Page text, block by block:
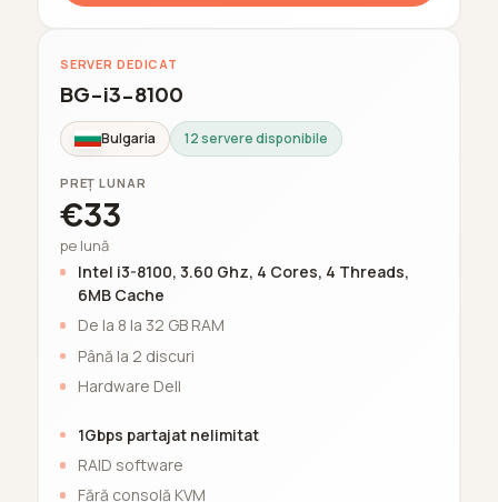
SERVER DEDICAT
BG-i3-8100
Bulgaria 12 servere disponibile
PREȚ LUNAR
€33
pe lună
Intel i3-8100, 3.60 Ghz, 4 Cores, 4 Threads,
6MB Cache
De la 8 la 32 GB RAM
Până la 2 discuri
Hardware Dell
1Gbps partajat nelimitat
RAID software
Fără consolă KVM